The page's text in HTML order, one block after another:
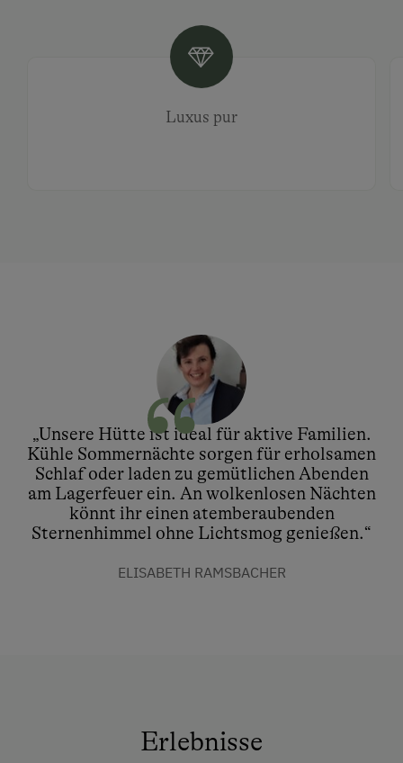
Luxus pur
„Unsere Hütte ist ideal für aktive Familien.
Kühle Sommernächte sorgen für erholsamen
Schlaf oder laden zu gemütlichen Abenden
am Lagerfeuer ein. An wolkenlosen Nächten
könnt ihr einen atemberaubenden
Sternenhimmel ohne Lichtsmog genießen.“
ELISABETH RAMSBACHER
Erlebnisse